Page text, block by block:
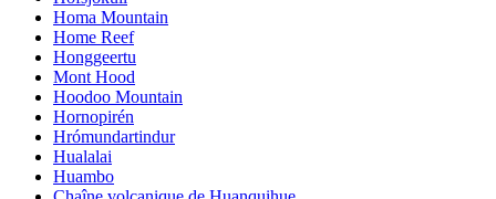
Homa Mountain
Home Reef
Honggeertu
Mont Hood
Hoodoo Mountain
Hornopirén
Hrómundartindur
Hualalai
Huambo